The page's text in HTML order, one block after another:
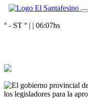
° - ST ° | | 06:07hs